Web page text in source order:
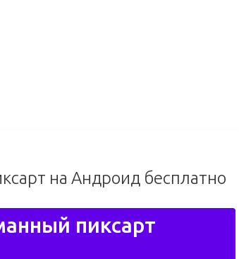
на Андроид бесплатно
пиксарт